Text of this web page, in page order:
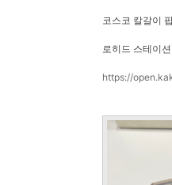
코스코 칼갈이
로히드 스테이
https://